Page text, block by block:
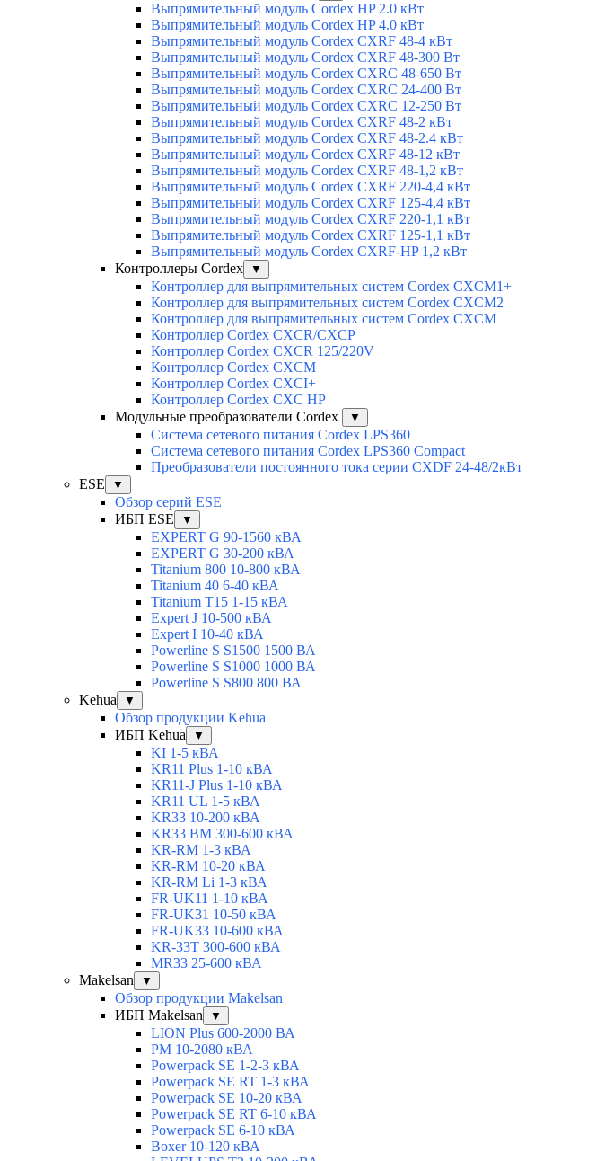
Выпрямительный модуль Cordex HP 2.0 кВт
Выпрямительный модуль Cordex HP 4.0 кВт
Выпрямительный модуль Cordex CXRF 48-4 кВт
Выпрямительный модуль Cordex CXRF 48-300 Вт
Выпрямительный модуль Cordex CXRС 48-650 Вт
Выпрямительный модуль Cordex CXRС 24-400 Вт
Выпрямительный модуль Cordex CXRС 12-250 Вт
Выпрямительный модуль Cordex CXRF 48-2 кВт
Выпрямительный модуль Cordex CXRF 48-2.4 кВт
Выпрямительный модуль Cordex CXRF 48-12 кВт
Выпрямительный модуль Cordex CXRF 48-1,2 кВт
Выпрямительный модуль Cordex CXRF 220-4,4 кВт
Выпрямительный модуль Cordex CXRF 125-4,4 кВт
Выпрямительный модуль Cordex CXRF 220-1,1 кВт
Выпрямительный модуль Cordex CXRF 125-1,1 кВт
Выпрямительный модуль Cordex CXRF-HP 1,2 кВт
Контроллеры Cordex
▼
Контроллер для выпрямительных систем Cordex CXCM1+
Контроллер для выпрямительных систем Cordex CXCM2
Контроллер для выпрямительных систем Cordex CXCM
Контроллер Cordex CXCR/CXCP
Контроллер Cordex CXCR 125/220V
Контроллер Cordex CXCM
Контроллер Cordex CXCI+
Контроллер Cordex CXC HP
Модульные преобразователи Cordex
▼
Система сетевого питания Cordex LPS360
Система сетевого питания Cordex LPS360 Compact
Преобразователи постоянного тока серии CXDF 24-48/2кВт
ESE
▼
Обзор серий ESE
ИБП ESE
▼
EXPERT G 90-1560 кВА
EXPERT G 30-200 кВА
Titanium 800 10-800 кВА
Titanium 40 6-40 кВА
Titanium T15 1-15 кВА
Expert J 10-500 кВА
Expert I 10-40 кВА
Powerline S S1500 1500 ВА
Powerline S S1000 1000 ВА
Powerline S S800 800 ВА
Kehua
▼
Обзор продукции Kehua
ИБП Kehua
▼
KI 1-5 кВА
KR11 Plus 1-10 кВА
KR11-J Plus 1-10 кВА
KR11 UL 1-5 кВА
KR33 10-200 кВА
KR33 BM 300-600 кВА
KR-RM 1-3 кВА
KR-RM 10-20 кВА
KR-RM Li 1-3 кВА
FR-UK11 1-10 кВА
FR-UK31 10-50 кВА
FR-UK33 10-600 кВА
KR-33T 300-600 кВА
MR33 25-600 кВА
Makelsan
▼
Обзор продукции Makelsan
ИБП Makelsan
▼
LION Plus 600-2000 ВА
PM 10-2080 кВА
Powerpack SE 1-2-3 кВА
Powerpack SE RT 1-3 кВА
Powerpack SE 10-20 кВА
Powerpack SE RT 6-10 кВА
Powerpack SE 6-10 кВА
Boxer 10-120 кВА